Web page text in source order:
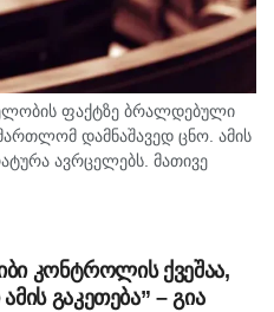
ფაქტზე ბრალდებული
დამნაშავედ ცნო. ამის
ავრცელებს. მათივე
ბათუმის ერთ-
რა დროსაც კლინიკის ერთ-
კონტროლის ქვეშაა,
გაკეთება” – გია